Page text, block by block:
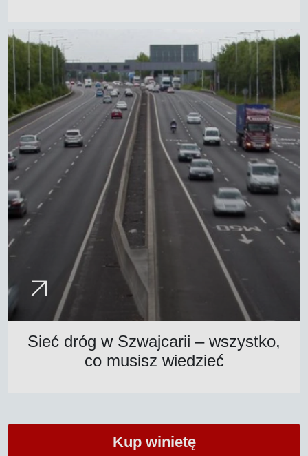
Sieć dróg w Szwajcarii – wszystko,
co musisz wiedzieć
Kup winietę